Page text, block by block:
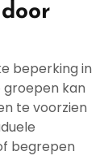
beperking in
groepen kan
te voorzien
begrepen